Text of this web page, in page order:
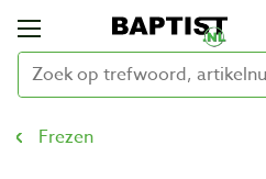
Frezen